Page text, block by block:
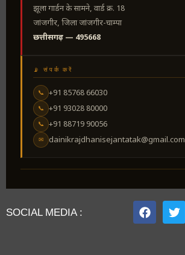
झूला गार्डन के सामने, वार्ड क्र. 18
जांजगीर, जिला जांजगीर-चाम्पा
छत्तीसगढ़ — 495668
📡 संपर्क करें
📞 +91 85768 66030
📞 +91 93028 80000
📞 +91 88719 90056
✉ dainikrajdhanisejantatak@gmail.com
SOCIAL MEDIA :